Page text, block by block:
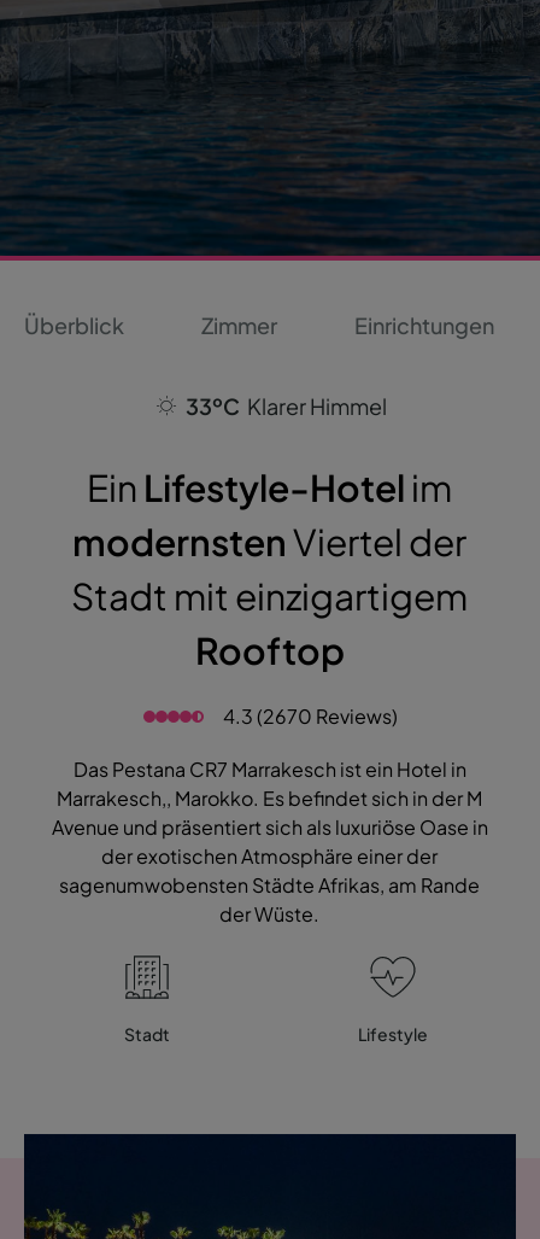
Überblick Zimmer Einrichtungen
33ºC Klarer Himmel
Ein Lifestyle-Hotel im
modernstenViertel der
Stadt mit einzigartigem
Rooftop
4.3 (2670 Reviews)
Das Pestana CR7 Marrakesch ist ein Hotel in
Marrakesch,, Marokko. Es befindet sich in der M
Avenue und präsentiert sich als luxuriöse Oase in
der exotischen Atmosphäre einer der
sagenumwobensten Städte Afrikas, am Rande
der Wüste.
Stadt Lifestyle